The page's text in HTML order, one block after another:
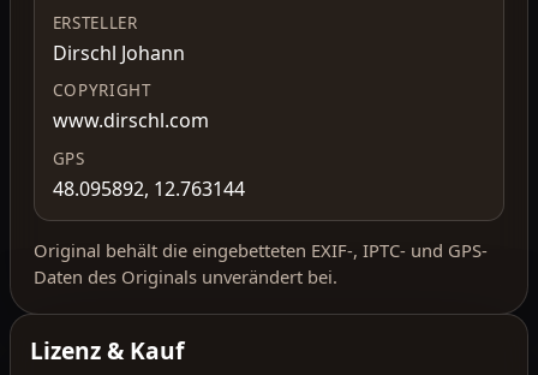
ERSTELLER
Dirschl Johann
COPYRIGHT
www.dirschl.com
GPS
48.095892, 12.763144
Original behält die eingebetteten EXIF-, IPTC- und GPS-
Daten des Originals unverändert bei.
Lizenz & Kauf